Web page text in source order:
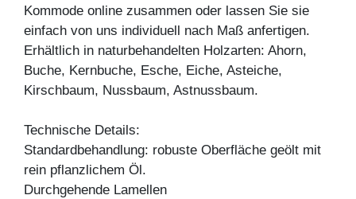
Kommode online zusammen oder lassen Sie sie
einfach von uns individuell nach Maß anfertigen.
Erhältlich in naturbehandelten Holzarten: Ahorn,
Buche, Kernbuche, Esche, Eiche, Asteiche,
Kirschbaum, Nussbaum, Astnussbaum.
Technische Details:
Standardbehandlung: robuste Oberfläche geölt mit
rein pflanzlichem Öl.
Durchgehende Lamellen